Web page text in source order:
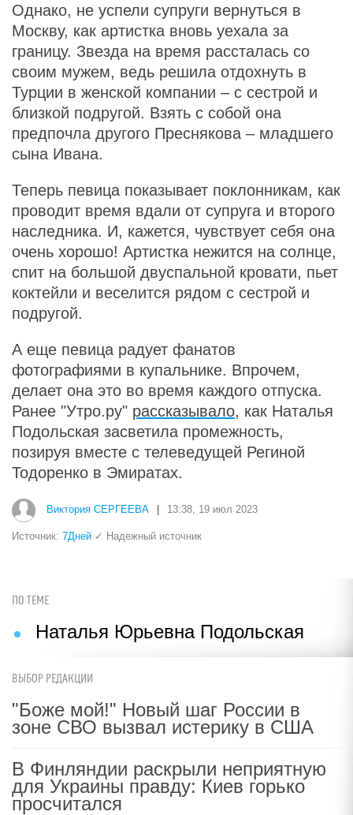
Однако, не успели супруги вернуться в
Москву, как артистка вновь уехала за
границу. Звезда на время рассталась со
своим мужем, ведь решила отдохнуть в
Турции в женской компании – с сестрой и
близкой подругой. Взять с собой она
предпочла другого Преснякова – младшего
сына Ивана.
Теперь певица показывает поклонникам, как
проводит время вдали от супруга и второго
наследника. И, кажется, чувствует себя она
очень хорошо! Артистка нежится на солнце,
спит на большой двуспальной кровати, пьет
коктейли и веселится рядом с сестрой и
подругой.
А еще певица радует фанатов
фотографиями в купальнике. Впрочем,
делает она это во время каждого отпуска.
Ранее "Утро.ру" рассказывало, как Наталья
Подольская засветила промежность,
позируя вместе с телеведущей Региной
Тодоренко в Эмиратах.
Виктория СЕРГЕЕВА 13:38, 19 июл 2023
Источник: 7Дней ✓ Надежный источник
ПО ТЕМЕ
Наталья Юрьевна Подольская
ВЫБОР РЕДАКЦИИ
"Боже мой!" Новый шаг России в
зоне СВО вызвал истерику в США
В Финляндии раскрыли неприятную
для Украины правду: Киев горько
просчитался